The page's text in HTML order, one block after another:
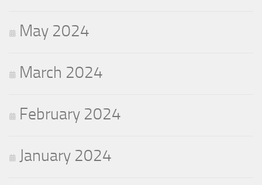
May 2024
March 2024
February 2024
January 2024